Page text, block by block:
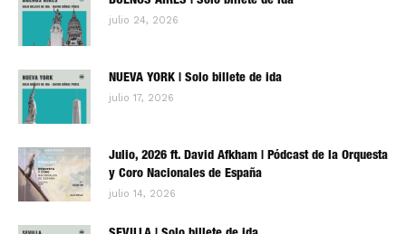
julio 24, 2026
NUEVA YORK | Solo billete de ida
julio 17, 2026
Julio, 2026 ft. David Afkham | Pódcast de la Orquesta
y Coro Nacionales de España
julio 14, 2026